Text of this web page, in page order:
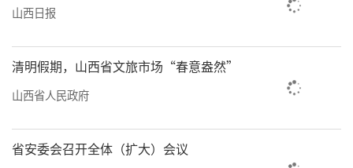
山西日报
清明假期，山西省文旅市场“春意盎然”
山西省人民政府
省安委会召开全体（扩大）会议